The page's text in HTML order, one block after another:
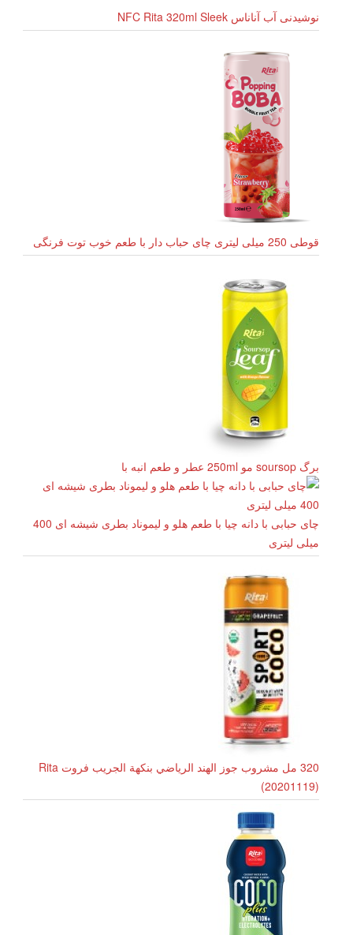
نوشیدنی آب آناناس NFC Rita 320ml Sleek
قوطی 250 میلی لیتری چای حباب دار با طعم خوب توت فرنگی
برگ soursop مو 250ml عطر و طعم انبه با
چای حبابی با دانه چیا با طعم هلو و لیموناد بطری شیشه ای 400
میلی لیتری
320 مل مشروب جوز الهند الرياضي بنكهة الجريب فروت Rita
(20201119)